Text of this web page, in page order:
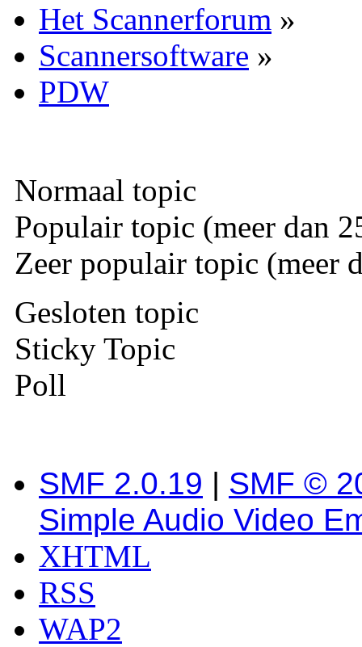
Het Scannerforum »
Scannersoftware »
PDW
Normaal topic
Populair topic (meer dan
Zeer populair topic (meer
Gesloten topic
Sticky Topic
Poll
SMF 2.0.19 | SMF ©
Simple Audio Video
XHTML
RSS
WAP2